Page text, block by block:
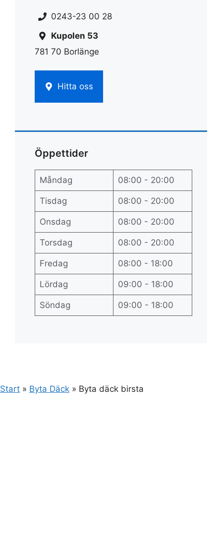
0243-23 00 28
Kupolen 53
781 70 Borlänge
Hitta oss
Öppettider
Måndag 08:00 - 20:00
Tisdag 08:00 - 20:00
Onsdag 08:00 - 20:00
Torsdag 08:00 - 20:00
Fredag 08:00 - 18:00
Lördag 09:00 - 18:00
Söndag 09:00 - 18:00
Start » Byta Däck » Byta däck birsta